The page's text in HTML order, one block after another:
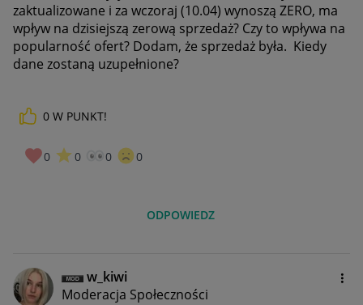
zaktualizowane i za wczoraj (10.04) wynoszą ZERO, ma
wpływ na dzisiejszą zerową sprzedaż? Czy to wpływa na
popularność ofert? Dodam, że sprzedaż była. Kiedy
dane zostaną uzupełnione?
0 W PUNKT!
0 0 0 0
ODPOWIEDZ
w_kiwi
Moderacja Społeczności